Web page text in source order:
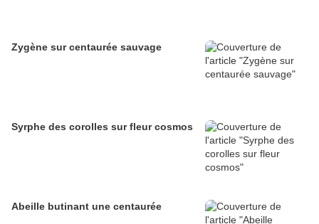
Zygène sur centaurée sauvage
Syrphe des corolles sur fleur cosmos
Abeille butinant une centaurée